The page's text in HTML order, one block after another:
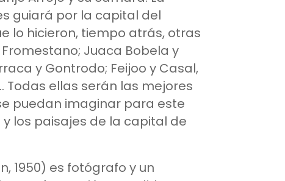
guiará por la capital del
lo hicieron, tiempo atrás, otras
Juaca Bobela y
y Gontrodo; Feijoo y Casal,
Todas ellas serán las mejores
puedan imaginar para este
los paisajes de la capital de
1950) es fotógrafo y un